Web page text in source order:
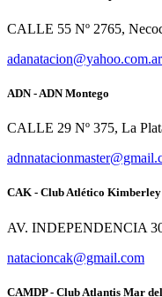
CALLE 55 Nº 2765,
adanatacion@yahoo.com.ar
ADN - ADN Montego
CALLE 29 Nº 375, La
CAK - Club Atlético Kimberley
AV. INDEPENDENCIA
natacioncak@gmail.com
CAMDP - Club Atlantis Mar